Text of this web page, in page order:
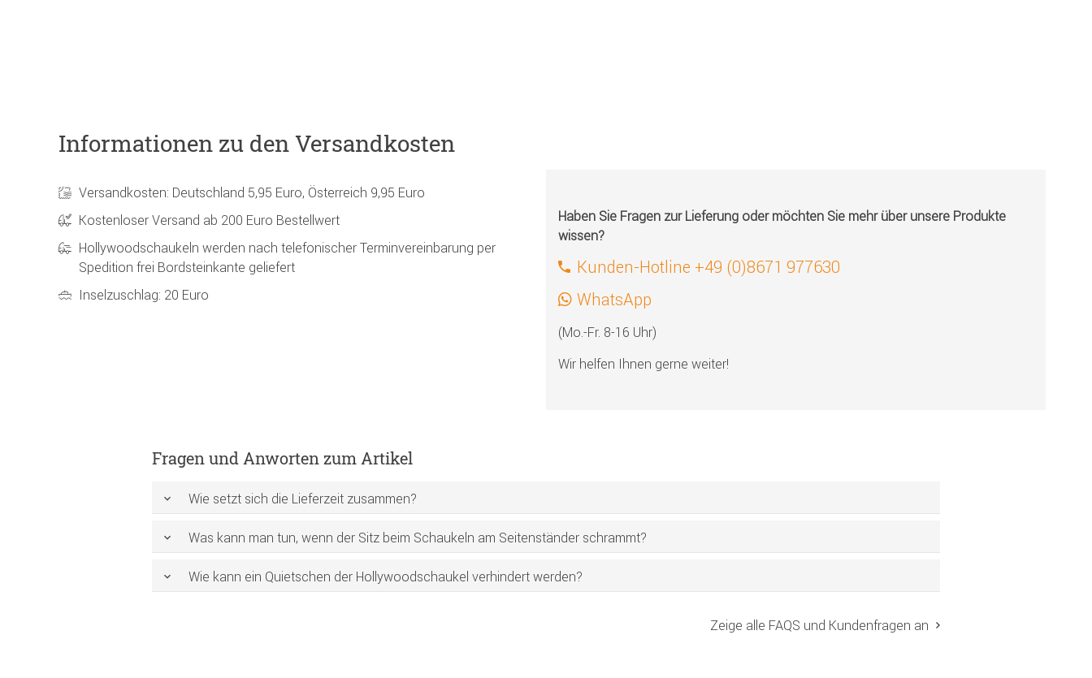
Informationen zu den Versandkosten
Versandkosten: Deutschland 5,95 Euro, Österreich 9,95 Euro
Kostenloser Versand ab 200 Euro Bestellwert
Hollywoodschaukeln werden nach telefonischer Terminvereinbarung per
Spedition frei Bordsteinkante geliefert
Inselzuschlag: 20 Euro
Haben Sie Fragen zur Lieferung oder möchten Sie mehr über unsere Produkte
wissen?
Kunden-Hotline +49 (0)8671 977630
WhatsApp
(Mo.-Fr. 8-16 Uhr)
Wir helfen Ihnen gerne weiter!
Fragen und Anworten zum Artikel
Wie setzt sich die Lieferzeit zusammen?
Was kann man tun, wenn der Sitz beim Schaukeln am Seitenständer schrammt?
Wie kann ein Quietschen der Hollywoodschaukel verhindert werden?
Zeige alle FAQS und Kundenfragen an